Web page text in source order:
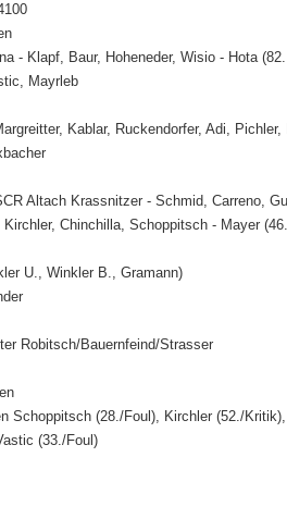
- Klapf, Baur, Hoheneder, Wisio - Hota
Mayrleb
Kablar, Ruckendorfer, Adi,
Altach Krassnitzer - Schmid, Carreno,
Kirchler, Chinchilla, Schoppitsch - Mayer
U., Winkler B., Gramann)
Robitsch/Bauernfeind/Strasser
Schoppitsch (28./Foul), Kirchler (52./
(33./Foul)